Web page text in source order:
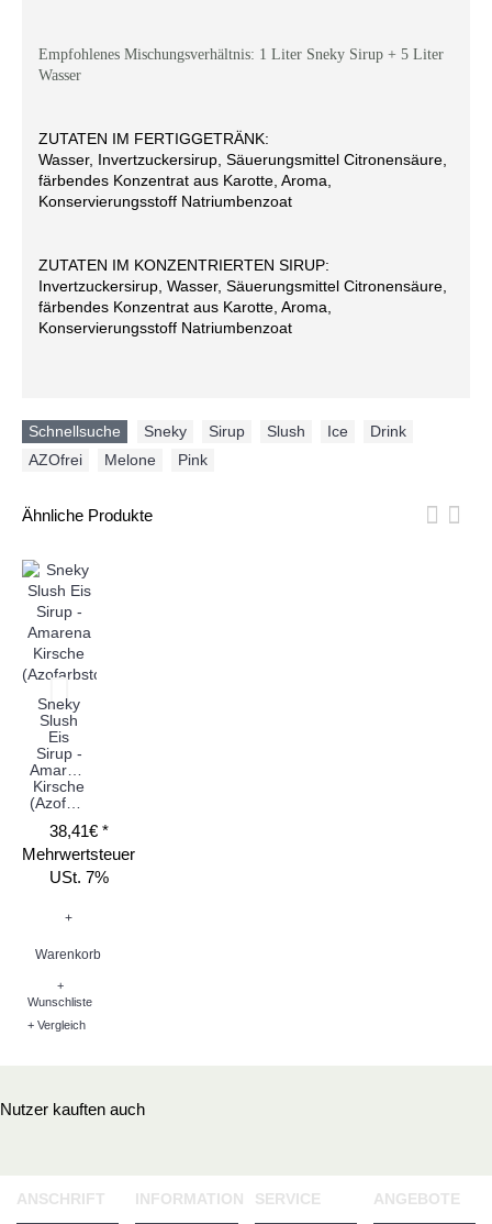
Empfohlenes Mischungsverhältnis: 1 Liter Sneky Sirup + 5 Liter
Wasser
ZUTATEN IM FERTIGGETRÄNK:
Wasser, Invertzuckersirup, Säuerungsmittel Citronensäure,
färbendes Konzentrat aus Karotte, Aroma,
Konservierungsstoff Natriumbenzoat
ZUTATEN IM KONZENTRIERTEN SIRUP:
Invertzuckersirup, Wasser, Säuerungsmittel Citronensäure,
färbendes Konzentrat aus Karotte, Aroma,
Konservierungsstoff Natriumbenzoat
Schnellsuche Sneky Sirup Slush Ice Drink
AZOfrei
Melone Pink
Ähnliche Produkte
Sneky
Slush
Eis
Sirup -
Amarena
Kirsche
38,41€ *
Mehrwertsteuer
USt. 7%
+
Warenkorb
+
Wunschliste
+ Vergleich
Nutzer kauften auch
ANSCHRIFT
INFORMATION SERVICE ANGEBOTE